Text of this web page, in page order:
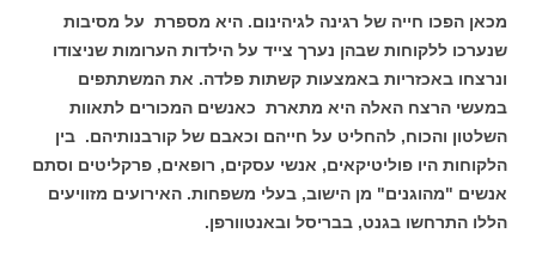
מכאן הפכו חייה של רגינה לגיהינום. היא מספרת על מסיבות
שנערכו ללקוחות שבהן נערך צייד על הילדות הערומות שניצודו
ונרצחו באכזריות באמצעות קשתות פלדה. את המשתתפים
במעשי הרצח האלה היא מתארת כאנשים המכורים לתאוות
השלטון והכוח, להחליט על חייהם וכאבם של קורבנותיהם. בין
הלקוחות היו פוליטיקאים, אנשי עסקים, רופאים, פרקליטים וסתם
אנשים "מהוגנים" מן הישוב, בעלי משפחות. האירועים מזוויעים
הללו התרחשו בגנט, בבריסל ובאנטוורפן.